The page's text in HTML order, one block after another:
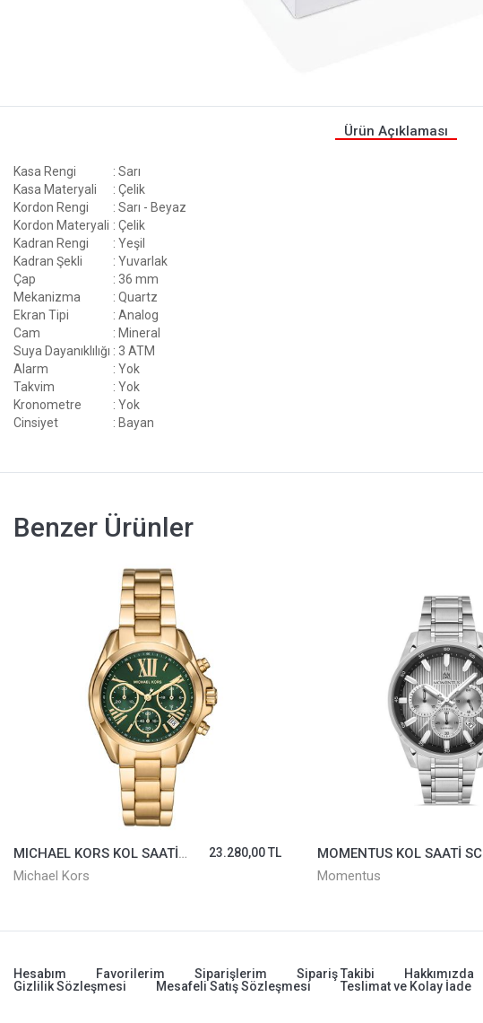
Ürün Açıklaması
Kasa Rengi
: Sarı
Kasa Materyali
: Çelik
Kordon Rengi
: Sarı - Beyaz
Kordon Materyali : Çelik
Kadran Rengi
: Yeşil
Kadran Şekli
: Yuvarlak
Çap
: 36 mm
Mekanizma
: Quartz
Ekran Tipi
: Analog
Cam
: Mineral
Suya Dayanıklılığı : 3 ATM
Alarm
: Yok
Takvim
: Yok
Kronometre
: Yok
Cinsiyet
: Bayan
Benzer Ürünler
MOMENTUS KOL SAATİ SC358S-03SS
Momentus
12.498,00 TL
MOMENTUS KOL SAATİ CM390V-11SS
Momentus
Hesabım Favorilerim Siparişlerim Sipariş Takibi Hakkımızda
Gizlilik Sözleşmesi
Mesafeli Satış Sözleşmesi Teslimat ve Kolay İade